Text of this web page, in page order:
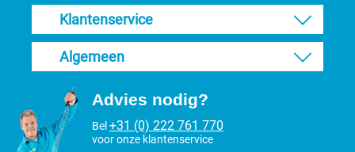
Klantenservice
Algemeen
Advies nodig?
Bel +31 (0) 222 761 770
voor onze klantenservice